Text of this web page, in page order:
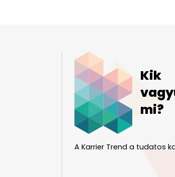
Kik
mi?
A Karrier Trend a tudatos